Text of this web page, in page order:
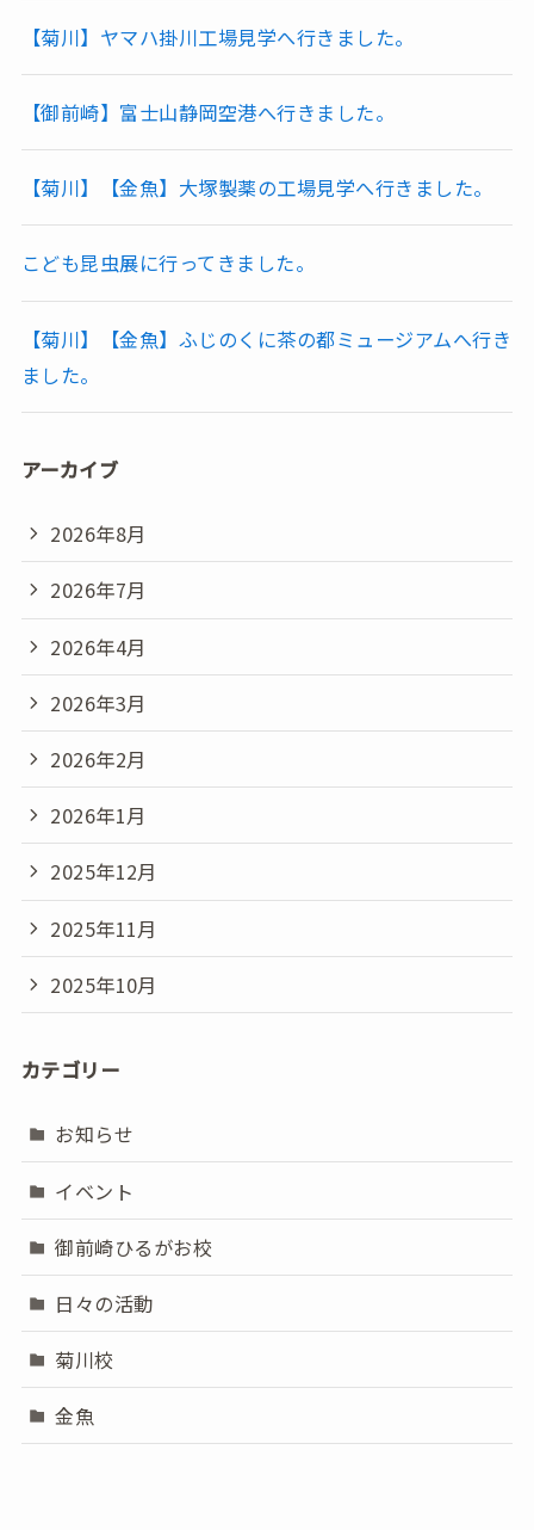
【菊川】ヤマハ掛川工場見学へ行きました。
【御前崎】富士山静岡空港へ行きました。
【菊川】【金魚】大塚製薬の工場見学へ行きました。
こども昆虫展に行ってきました。
【菊川】【金魚】ふじのくに茶の都ミュージアムへ行き
ました。
アーカイブ
2026年8月
2026年7月
2026年4月
2026年3月
2026年2月
2026年1月
2025年12月
2025年11月
2025年10月
カテゴリー
お知らせ
イベント
御前崎ひるがお校
日々の活動
菊川校
金魚